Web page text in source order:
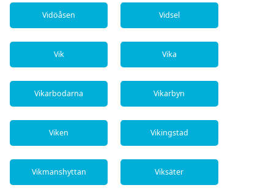
Vidöåsen Vidsel
Vik Vika
Vikarbodarna Vikarbyn
Viken Vikingstad
Vikmanshyttan Viksäter